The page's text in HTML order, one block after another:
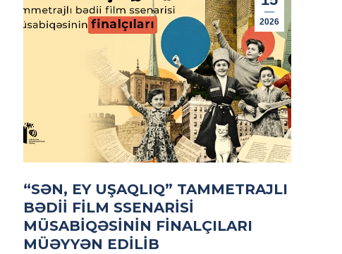
2026
“SƏN, EY UŞAQLIQ” TAMMETRAJLI
BƏDII FILM SSENARISI
MÜSABIQƏSININ FINALÇILARI
MÜƏYYƏN EDILIB